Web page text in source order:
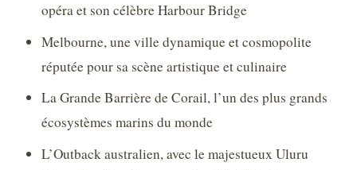
opéra et son célèbre Harbour Bridge
Melbourne, une ville dynamique et cosmopolite
réputée pour sa scène artistique et culinaire
La Grande Barrière de Corail, l’un des plus grands
écosystèmes marins du monde
L’Outback australien, avec le majestueux Uluru